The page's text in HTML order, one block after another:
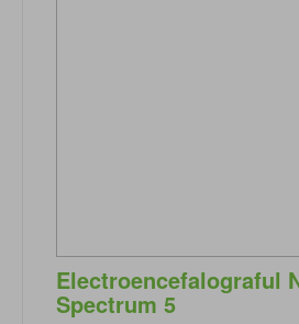
Electroencefalograful
Spectrum 5